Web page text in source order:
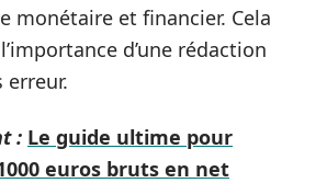
monétaire et financier. Cela
d’une rédaction
erreur.
: Le guide ultime pour
euros bruts en net